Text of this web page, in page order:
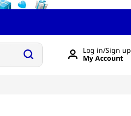
Log in/Sign up
My Account